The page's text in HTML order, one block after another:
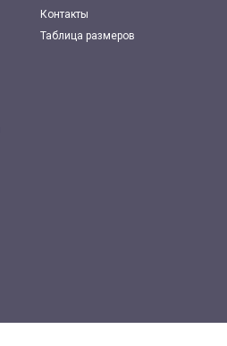
Контакты
Таблица размеров